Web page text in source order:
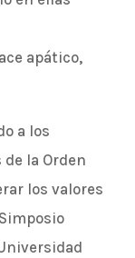
apático,
a los
la Orden
los valores